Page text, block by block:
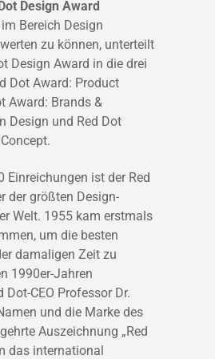
Design Award
Bereich Design
zu können, unterteilt
Design Award in die drei
Dot Award: Product
Award: Brands &
Design und Red Dot
Einreichungen ist der Red
der größten Design-
Welt. 1955 kam erstmals
um die besten
damaligen Zeit zu
1990er-Jahren
Dot-CEO Professor Dr.
und die Marke des
Auszeichnung „Red
das international